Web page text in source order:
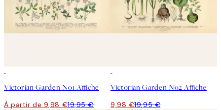
Victorian Garden No1 Affiche
À partir de 9,98 €19,95 €
Victorian Garden No2 Affiche
9,98 €19,95 €